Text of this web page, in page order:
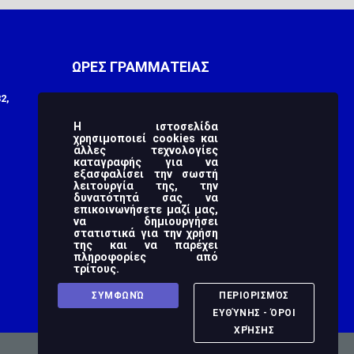
ΩΡΕΣ ΓΡΑΜΜΑΤΕΙΑΣ
Tuesday 9:00 πμ - 3:00 μμ
Wednesday 9:00 πμ - 3:00 μμ
Thursday 9:00 πμ - 3:00 μμ
Friday 9:00 πμ - 3:00 μμ
Saturday
Sunday
Η ιστοσελίδα
χρησιμοποιεί cookies και
άλλες τεχνολογίες
καταγραφής για να
εξασφαλίσει την σωστή
λειτουργία της, την
δυνατότητά σας να
επικοινωνήσετε μαζί μας,
να δημιουργήσει
στατιστικά για την χρήση
της και να παρέχει
πληροφορίες από
τρίτους.
ΣΥΜΦΩΝΏ
ΠΕΡΙΟΡΙΣΜΌΣ
ΕΥΘΎΝΗΣ - ΌΡΟΙ
ΧΡΉΣΗΣ